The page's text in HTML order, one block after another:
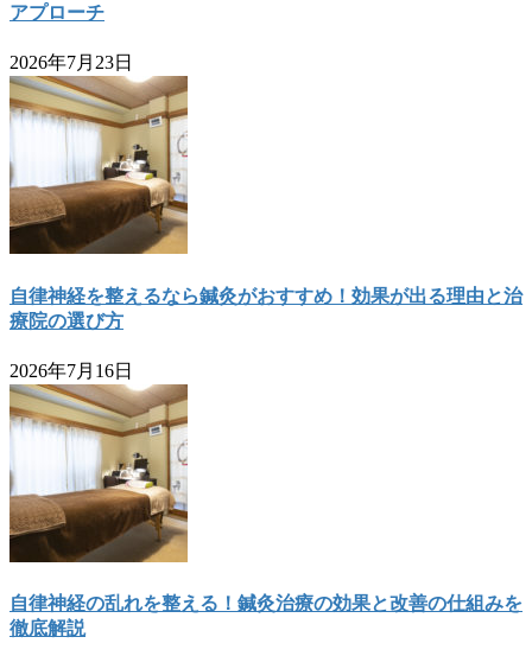
アプローチ
2026年7月23日
自律神経を整えるなら鍼灸がおすすめ！効果が出る理由と治
療院の選び方
2026年7月16日
自律神経の乱れを整える！鍼灸治療の効果と改善の仕組みを
徹底解説